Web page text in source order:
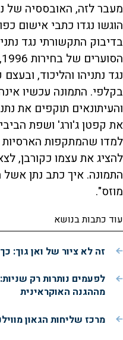
מעבר לזה, האובססיה של
הוגשו נגדו כתבי אישום
בדיבוק התקשורתי נגד
נגד נתניהו והליכוד,
בקלפי. התמונה עכשיו
והעיתונאים תוקפים את
את קפטן ג'ורג' ושפת
למדו שהמתקפות הארסיות
להציג את עצמו כקורבן,
התמונה. איך כתב נתן
מוזס".
עוד כתבות בנושא
זה לא ציור של ואן גוך:
לפעמים נותרות רק
מההגנה האוקראינית
מרכז שליחות הגאון